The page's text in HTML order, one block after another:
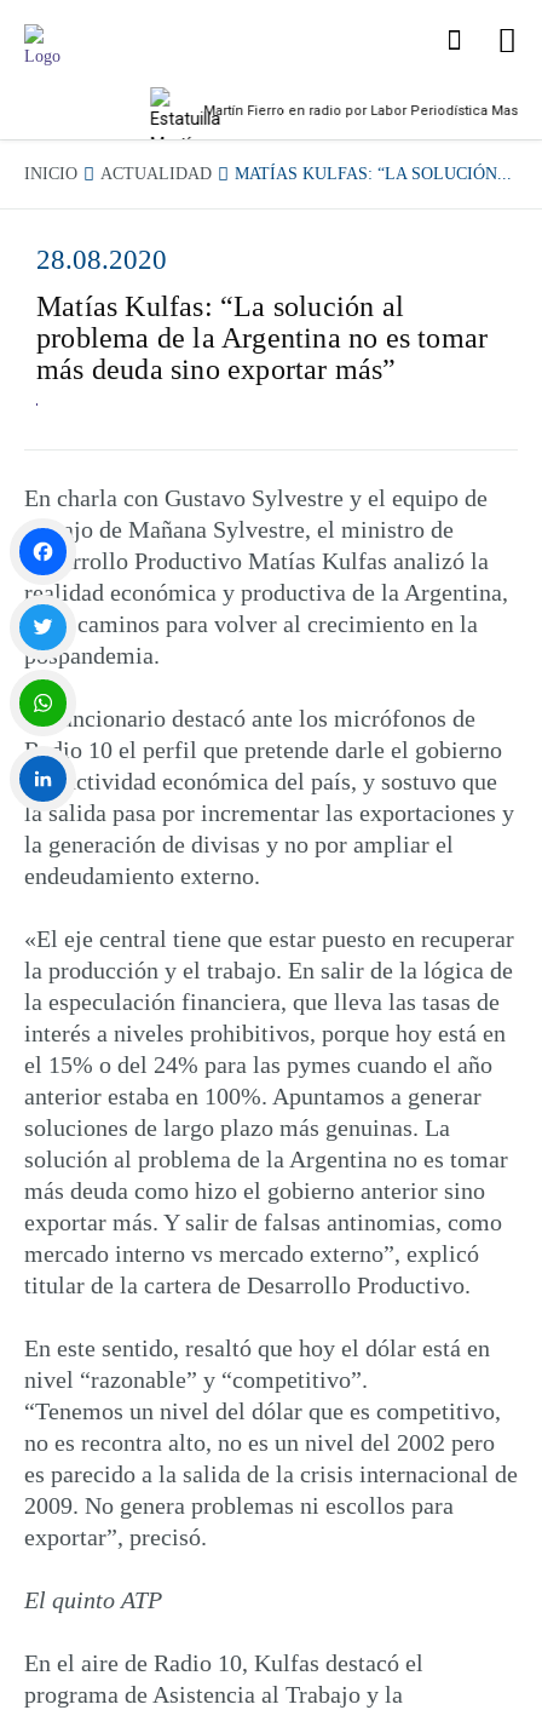
Martín Fierro en radio por Labor Periodística Masculina
INICIO ACTUALIDAD MATÍAS KULFAS: “LA SOLUCIÓN...
28.08.2020
Matías Kulfas: “La solución al
problema de la Argentina no es tomar
más deuda sino exportar más”
En charla con Gustavo Sylvestre y el equipo de
trabajo de Mañana Sylvestre, el ministro de
Desarrollo Productivo Matías Kulfas analizó la
realidad económica y productiva de la Argentina,
y los caminos para volver al crecimiento en la
pospandemia.
El funcionario destacó ante los micrófonos de
Radio 10 el perfil que pretende darle el gobierno
a la actividad económica del país, y sostuvo que
la salida pasa por incrementar las exportaciones y
la generación de divisas y no por ampliar el
endeudamiento externo.
«El eje central tiene que estar puesto en recuperar
la producción y el trabajo. En salir de la lógica de
la especulación financiera, que lleva las tasas de
interés a niveles prohibitivos, porque hoy está en
el 15% o del 24% para las pymes cuando el año
anterior estaba en 100%. Apuntamos a generar
soluciones de largo plazo más genuinas. La
solución al problema de la Argentina no es tomar
más deuda como hizo el gobierno anterior sino
exportar más. Y salir de falsas antinomias, como
mercado interno vs mercado externo”, explicó
titular de la cartera de Desarrollo Productivo.
En este sentido, resaltó que hoy el dólar está en
nivel “razonable” y “competitivo”.
“Tenemos un nivel del dólar que es competitivo,
no es recontra alto, no es un nivel del 2002 pero
es parecido a la salida de la crisis internacional de
2009. No genera problemas ni escollos para
exportar”, precisó.
El quinto ATP
En el aire de Radio 10, Kulfas destacó el
programa de Asistencia al Trabajo y la
Facebook
Twitter
WhatsApp